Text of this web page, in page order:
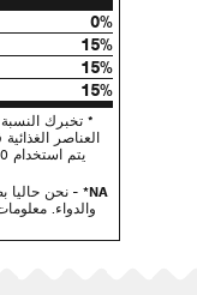
0%
15%
15%
15%
العناصر
NA* - نحن حاليا
والدواء.